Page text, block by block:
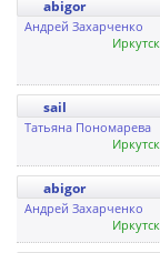
abigor
Андрей Захарченко
Иркутск
sail
Татьяна Пономарева
Иркутск
abigor
Андрей Захарченко
Иркутск